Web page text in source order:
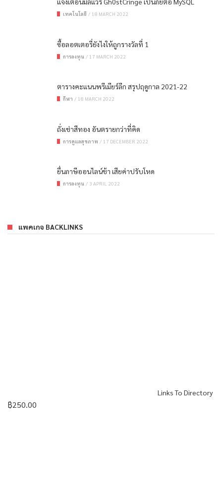
เทคโนโลยี / 18 MARCH 2022
ซื้อลอตเตอรี่ยังไงให้ถูกรางวัลที่ 1
การลงทุน / 17 MARCH 2022
ตารางคะแนนพรีเมียร์ลีก สรุปฤดูกาล 2021-22
กีฬา / 18 MARCH 2022
ถั่งเช่าสีทอง อันตรายกว่าที่คิด
การดูแลสุขภาพ / 17 DECEMBER 2022
ยื่นภาษีออนไลน์ช้า เสียค่าปรับโหด
การลงทุน / 3 APRIL 2022
แพคเกจ BACKLINKS
Links To Directory
฿250.00